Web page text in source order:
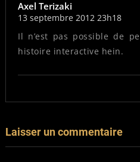
Axel Terizaki
13 septembre 2012 23h18
Il n’est pas possible de
histoire interactive hein.
Laisser un commentaire